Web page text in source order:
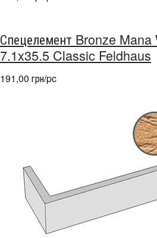
Спецелемент Bronze
7.1x35.5 Classic Feldhaus
191,00 грн/pc